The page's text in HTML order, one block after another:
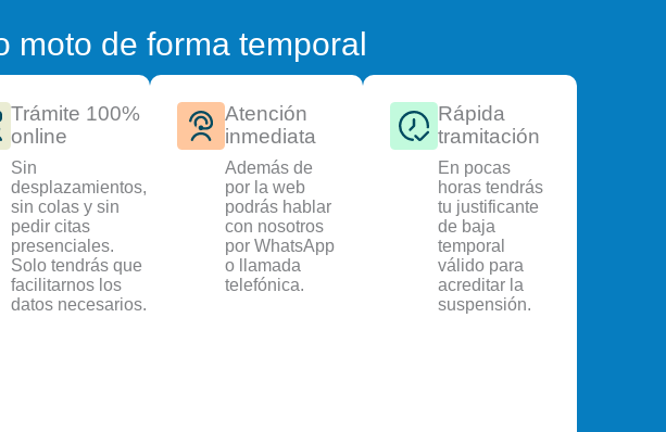
moto de forma temporal
Trámite 100%
online
Sin
desplazamientos,
sin colas y sin
pedir citas
presenciales.
Solo tendrás que
facilitarnos los
datos necesarios.
Atención
inmediata
Además de
por la web
podrás hablar
con nosotros
por WhatsApp
o llamada
telefónica.
Rápida
tramitación
En pocas
horas tendrás
tu justificante
de baja
temporal
válido para
acreditar la
suspensión.